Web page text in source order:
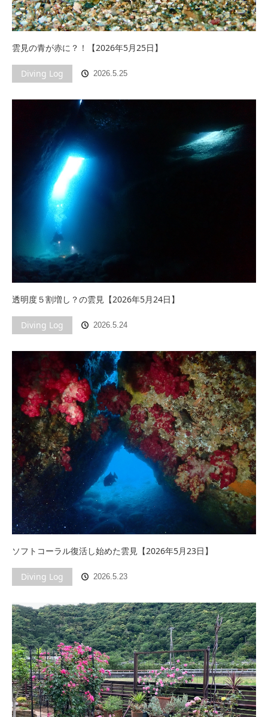
雲見の青が赤に？！【2026年5月25日】
Diving Log 2026.5.25
透明度５割増し？の雲見【2026年5月24日】
Diving Log 2026.5.24
ソフトコーラル復活し始めた雲見【2026年5月23日】
Diving Log 2026.5.23